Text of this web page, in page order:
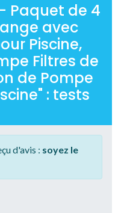
- Paquet de 4
avec
Piscine,
Filtres de
de Pompe
: tests
d'avis : soyez le